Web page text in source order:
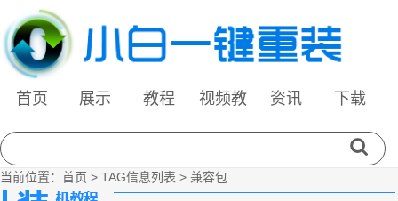
首页 展示 教程
视频教
资讯 下载
当前位置： 首页 > TAG信息列表 > 兼容包